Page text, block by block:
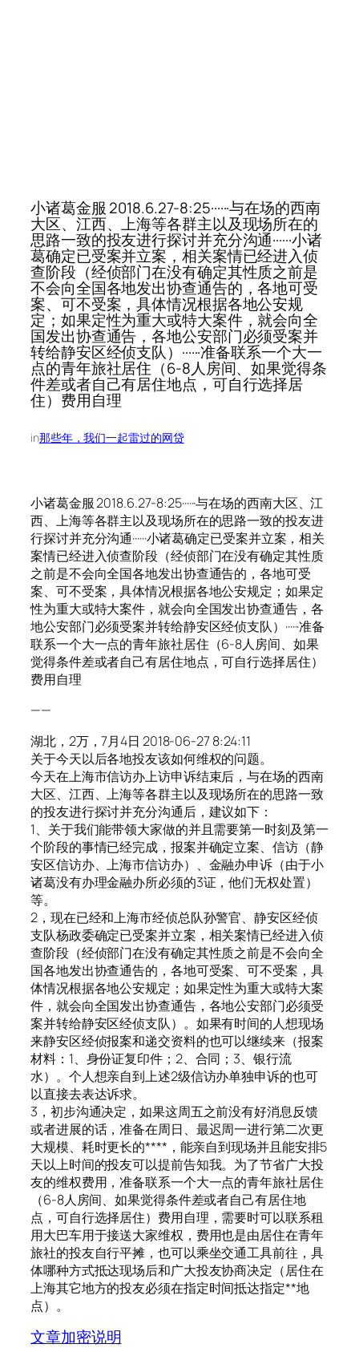
小诸葛金服 2018.6.27-8:25······与在场的西南
大区、江西、上海等各群主以及现场所在的
思路一致的投友进行探讨并充分沟通······小诸
葛确定已受案并立案，相关案情已经进入侦
查阶段（经侦部门在没有确定其性质之前是
不会向全国各地发出协查通告的，各地可受
案、可不受案，具体情况根据各地公安规
定；如果定性为重大或特大案件，就会向全
国发出协查通告，各地公安部门必须受案并
转给静安区经侦支队）······准备联系一个大一
点的青年旅社居住（6-8人房间、如果觉得条
件差或者自己有居住地点，可自行选择居
住）费用自理
in那些年，我们一起雷过的网贷
小诸葛金服 2018.6.27-8:25······与在场的西南大区、江
西、上海等各群主以及现场所在的思路一致的投友进
行探讨并充分沟通······小诸葛确定已受案并立案，相关
案情已经进入侦查阶段（经侦部门在没有确定其性质
之前是不会向全国各地发出协查通告的，各地可受
案、可不受案，具体情况根据各地公安规定；如果定
性为重大或特大案件，就会向全国发出协查通告，各
地公安部门必须受案并转给静安区经侦支队）······准备
联系一个大一点的青年旅社居住（6-8人房间、如果
觉得条件差或者自己有居住地点，可自行选择居住）
费用自理
——
湖北，2万，7月4日 2018-06-27 8:24:11
关于今天以后各地投友该如何维权的问题。
今天在上海市信访办上访申诉结束后，与在场的西南
大区、江西、上海等各群主以及现场所在的思路一致
的投友进行探讨并充分沟通后，建议如下：
1、关于我们能带领大家做的并且需要第一时刻及第一
个阶段的事情已经完成，报案并确定立案、信访（静
安区信访办、上海市信访办）、金融办申诉（由于小
诸葛没有办理金融办所必须的3证，他们无权处置）
等。
2，现在已经和上海市经侦总队孙警官、静安区经侦
支队杨政委确定已受案并立案，相关案情已经进入侦
查阶段（经侦部门在没有确定其性质之前是不会向全
国各地发出协查通告的，各地可受案、可不受案，具
体情况根据各地公安规定；如果定性为重大或特大案
件，就会向全国发出协查通告，各地公安部门必须受
案并转给静安区经侦支队）。如果有时间的人想现场
来静安区经侦报案和递交资料的也可以继续来（报案
材料：1、身份证复印件；2、合同；3、银行流
水）。个人想亲自到上述2级信访办单独申诉的也可
以直接去表达诉求。
3，初步沟通决定，如果这周五之前没有好消息反馈
或者进展的话，准备在周日、最迟周一进行第二次更
大规模、耗时更长的****，能亲自到现场并且能安排5
天以上时间的投友可以提前告知我。为了节省广大投
友的维权费用，准备联系一个大一点的青年旅社居住
（6-8人房间、如果觉得条件差或者自己有居住地
点，可自行选择居住）费用自理，需要时可以联系租
用大巴车用于接送大家维权，费用也是由居住在青年
旅社的投友自行平摊，也可以乘坐交通工具前往，具
体哪种方式抵达现场后和广大投友协商决定（居住在
上海其它地方的投友必须在指定时间抵达指定**地
点）。
文章加密说明